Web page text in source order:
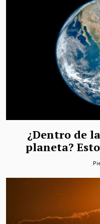
¿Dentro de
planeta?